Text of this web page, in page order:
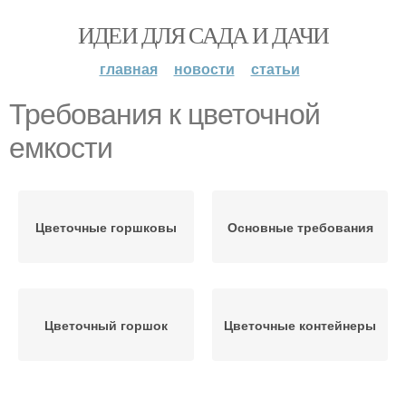
ИДЕИ ДЛЯ САДА И ДАЧИ
главная новости статьи
Требования к цветочной
емкости
Цветочные горшковы Основные требования
Цветочный горшок Цветочные контейнеры